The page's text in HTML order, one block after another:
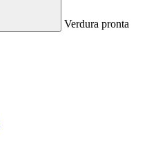
Verdura pronta